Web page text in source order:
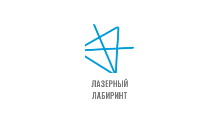
ЛАЗЕРНЫЙ
ЛАБИРИНТ